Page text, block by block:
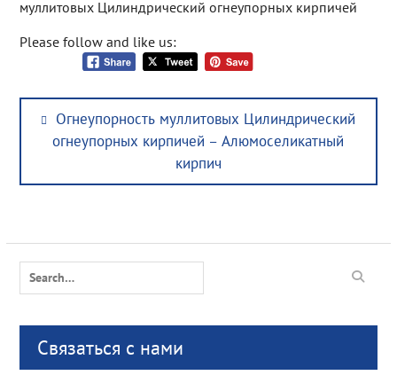
муллитовых Цилиндрический огнеупорных кирпичей
Please follow and like us:
Post
navigation
Previous
post:
Огнеупорность муллитовых Цилиндрический
огнеупорных кирпичей – Алюмоселикатный
кирпич
Search
Связаться с нами